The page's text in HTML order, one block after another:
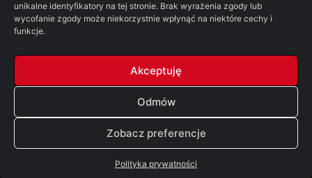
unikalne identyfikatory na tej stronie. Brak wyrażenia zgody lub
wycofanie zgody może niekorzystnie wpłynąć na niektóre cechy i
funkcje.
Akceptuję
Odmów
Zobacz preferencje
Polityka prywatności
Tolkienowskie Q&A
Voo
Wieści z Cytadeli
© Copyright 2026, All Rights Reserved | FSGK.PL
Facebook
X YouTubeDiscord